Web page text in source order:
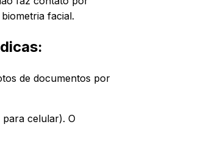
facial.
de documentos por
celular). O